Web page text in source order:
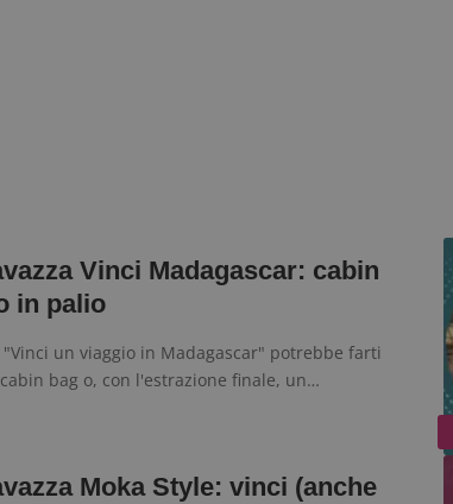
Vinci Madagascar: cabin
in palio
"Vinci un viaggio in Madagascar" potrebbe farti
bag o, con l'estrazione finale, un…
Moka Style: vinci (anche